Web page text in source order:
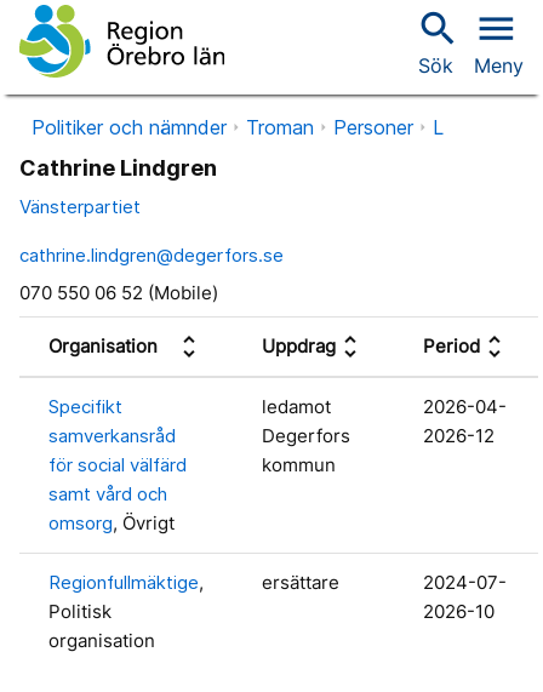
search
Sök
menu
Meny
Politiker och nämnder Troman Personer L
Cathrine Lindgren
Vänsterpartiet
cathrine.lindgren@degerfors.se
070 550 06 52 (Mobile)
Organisation unfold_more Uppdrag unfold_more Period unfold_more
Specifikt
samverkansråd
för social välfärd
samt vård och
omsorg, Övrigt
ledamot
Degerfors
kommun
2026-04-
2026-12
Regionfullmäktige,
Politisk
organisation
ersättare
2024-07-
2026-10